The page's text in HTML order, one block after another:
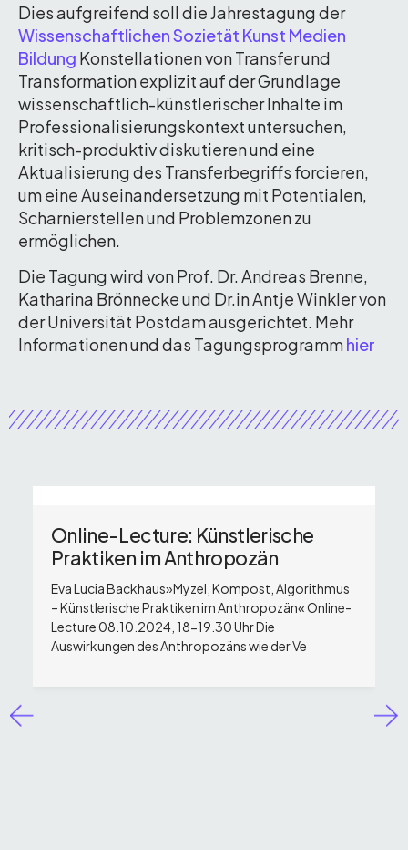
Dies aufgreifend soll die Jahrestagung der
Wissenschaftlichen Sozietät Kunst Medien
Bildung Konstellationen von Transfer und
Transformation explizit auf der Grundlage
wissenschaftlich-künstlerischer Inhalte im
Professionalisierungskontext untersuchen,
kritisch-produktiv diskutieren und eine
Aktualisierung des Transferbegriffs forcieren,
um eine Auseinandersetzung mit Potentialen,
Scharnierstellen und Problemzonen zu
ermöglichen.
Die Tagung wird von Prof. Dr. Andreas Brenne,
Katharina Brönnecke und Dr.in Antje Winkler von
der Universität Postdam ausgerichtet. Mehr
Informationen und das Tagungsprogrammhier
Online-Lecture: Künstlerische
Praktiken im Anthropozän
Eva Lucia Backhaus»Myzel, Kompost, Algorithmus
– Künstlerische Praktiken im Anthropozän« Online-
Lecture 08.10.2024, 18-19.30 Uhr Die
Auswirkungen des Anthropozäns wie der Ve